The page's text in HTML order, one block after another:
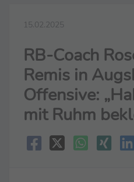
15.02.2025
RB-Coach
Remis in
Offensive:
mit Ruhm